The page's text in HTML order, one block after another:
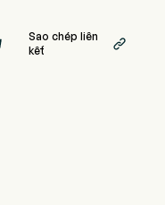
Sao chép liên
kết
